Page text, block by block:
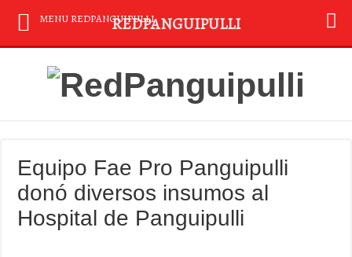
Equipo Fae Pro Panguipulli
donó diversos insumos al
Hospital de Panguipulli
MENU REDPANGUIPULLIREDPANGUIPULLI